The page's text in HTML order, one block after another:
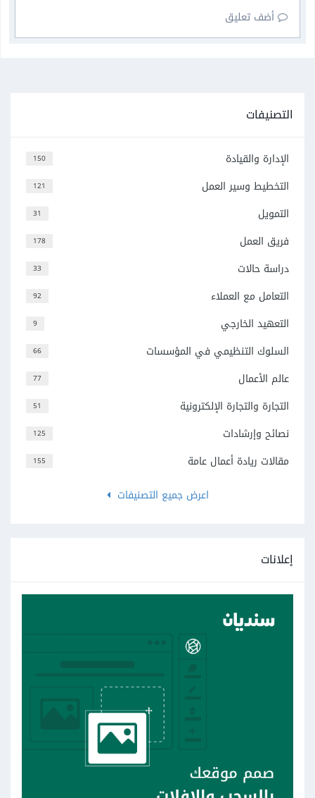
أضف تعليق
التصنيفات
150 الإدارة والقيادة
121 التخطيط وسير العمل
31 التمويل
178 فريق العمل
33 دراسة حالات
92 التعامل مع العملاء
9 التعهيد الخارجي
66 السلوك التنظيمي في المؤسسات
77 عالم الأعمال
51 التجارة والتجارة الإلكترونية
125 نصائح وإرشادات
155
مقالات ريادة أعمال عامة
اعرض جميع التصنيفات
إعلانات